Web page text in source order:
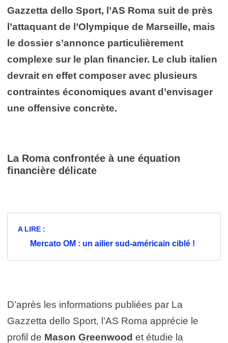
Gazzetta dello Sport, l’AS Roma suit de près
l’attaquant de l’Olympique de Marseille, mais
le dossier s’annonce particulièrement
complexe sur le plan financier. Le club italien
devrait en effet composer avec plusieurs
contraintes économiques avant d’envisager
une offensive concrète.
La Roma confrontée à une équation
financière délicate
A LIRE :
Mercato OM : un ailier sud-américain ciblé !
D’après les informations publiées par La
Gazzetta dello Sport, l’AS Roma apprécie le
profil de Mason Greenwood et étudie la